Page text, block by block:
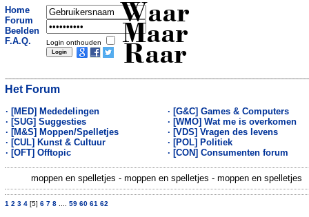
Home
Forum
Beelden
F.A.Q.
Login onthouden
Waar
Maar
Raar
Het Forum
· [MED] Mededelingen
· [SUG] Suggesties
· [M&S] Moppen/Spelletjes
· [CUL] Kunst & Cultuur
· [OFT] Offtopic
· [G&C] Games & Computers
· [WMO] Wat me is overkomen
· [VDS] Vragen des levens
· [POL] Politiek
· [CON] Consumenten forum
moppen en spelletjes - moppen en spelletjes - moppen en spelletjes
1 2 3 4 [5] 6 7 8 59 60 61 62